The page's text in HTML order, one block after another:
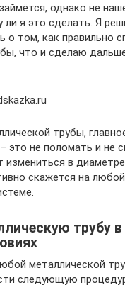
однако не
ли я это сделать. Я
о том, как правильно
что и сделаю
трубы,
это не поломать и не
в
скажется на любой
трубу в
металлической
следующую